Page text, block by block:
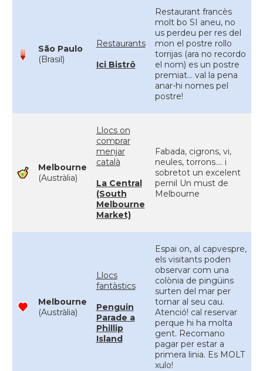
São Paulo
(Brasil)
Restaurants
Ici Bistrô
Restaurant francès
molt bo SI aneu, no
us perdeu per res del
mon el postre rollo
torrijas (ara no recordo
el nom) es un postre
premiat... val la pena
anar-hi nomes pel
postre!
Melbourne
(Austràlia)
Llocs on
comprar
menjar
català
La Central
(South
Melbourne
Market)
Fabada, cigrons, vi,
neules, torrons.... i
sobretot un excelent
pernil Un must de
Melbourne
Melbourne
(Austràlia)
Llocs
fantàstics
Penguin
Parade a
Phillip
Island
Espai on, al capvespre,
els visitants poden
observar com una
colònia de pingüins
surten del mar per
tornar al seu cau.
Atenció! cal reservar
perque hi ha molta
gent. Recomano
pagar per estar a
primera linia. Es MOLT
xulo!